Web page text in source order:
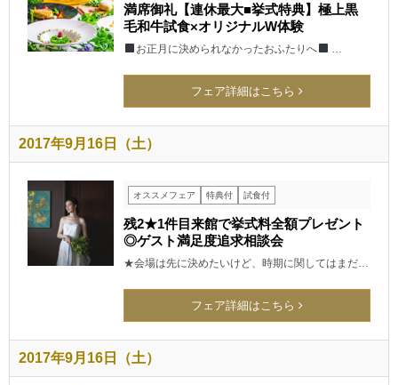
満席御礼【連休最大■挙式特典】極上黒
毛和牛試食×オリジナルW体験
お正月に決められなかったおふたりへ
フェア詳細はこちら
2017年9月16日（土）
オススメフェア 特典付 試食付
残2★1件目来館で挙式料全額プレゼント
◎ゲスト満足度追求相談会
★会場は先に決めたいけど、時期に関してはまだ…
フェア詳細はこちら
2017年9月16日（土）